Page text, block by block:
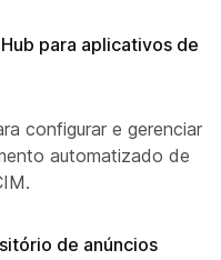
para aplicativos de
configurar e gerenciar
automatizado de
de anúncios